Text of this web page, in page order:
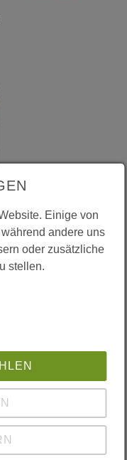
Einige von
andere uns
oder zusätzliche
stellen.